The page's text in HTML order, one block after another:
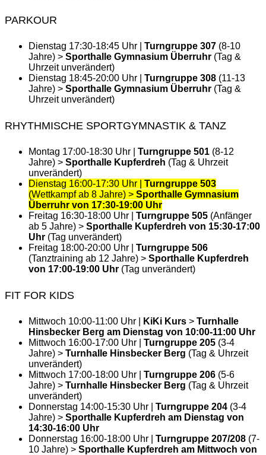
PARKOUR
Dienstag 17:30-18:45 Uhr | Turngruppe 307 (8-10
Jahre) > Sporthalle Gymnasium Überruhr (Tag &
Uhrzeit unverändert)
Dienstag 18:45-20:00 Uhr | Turngruppe 308 (11-13
Jahre) > Sporthalle Gymnasium Überruhr (Tag &
Uhrzeit unverändert)
RHYTHMISCHE SPORTGYMNASTIK & TANZ
Montag 17:00-18:30 Uhr | Turngruppe 501 (8-12
Jahre) > Sporthalle Kupferdreh (Tag & Uhrzeit
unverändert)
Dienstag 16:00-17:30 Uhr | Turngruppe 503
(Wettkampf ab 8 Jahre) > Sporthalle Gymnasium
Überruhr von 17:30-19:00 Uhr
Freitag 16:30-18:00 Uhr | Turngruppe 505 (Anfänger
ab 5 Jahre) > Sporthalle Kupferdreh von 15:30-17:00
Uhr (Tag unverändert)
Freitag 18:00-20:00 Uhr | Turngruppe 506
(Tanztraining ab 12 Jahre) > Sporthalle Kupferdreh
von 17:00-19:00 Uhr (Tag unverändert)
FIT FOR KIDS
Mittwoch 10:00-11:00 Uhr | KiKi Kurs > Turnhalle
Hinsbecker Berg am Dienstag von 10:00-11:00 Uhr
Mittwoch 16:00-17:00 Uhr | Turngruppe 205 (3-4
Jahre) > Turnhalle Hinsbecker Berg (Tag & Uhrzeit
unverändert)
Mittwoch 17:00-18:00 Uhr | Turngruppe 206 (5-6
Jahre) > Turnhalle Hinsbecker Berg (Tag & Uhrzeit
unverändert)
Donnerstag 14:00-15:30 Uhr | Turngruppe 204 (3-4
Jahre) > Sporthalle Kupferdreh am Dienstag von
14:30-16:00 Uhr
Donnerstag 16:00-18:00 Uhr | Turngruppe 207/208 (7-
10 Jahre) > Sporthalle Kupferdreh am Mittwoch von